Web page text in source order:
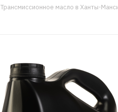
Трансмиссионное масло в Ханты-